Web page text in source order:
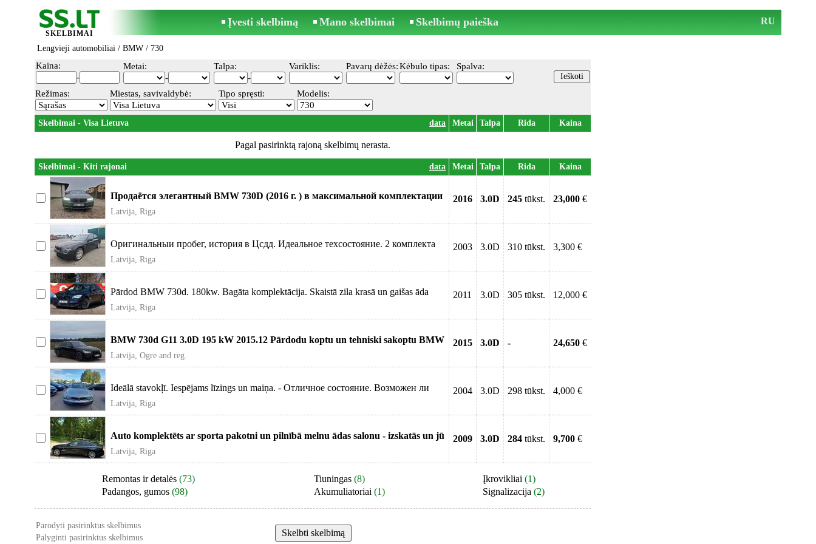
SKELBIMAI
Įvesti skelbimą Mano skelbimai Skelbimų paieška RU
Lengvieji automobiliai / BMW / 730
Kaina:
-
Metai:
-
Talpa:
-
Variklis: Pavarų dėžės:Kėbulo tipas: Spalva:
Režimas: Miestas, savivaldybė: Tipo spręsti: Modelis:
Skelbimai - Visa Lietuva data Metai Talpa Rida Kaina
Pagal pasirinktą rajoną skelbimų nerasta.
Skelbimai - Kiti rajonai data Metai Talpa Rida Kaina
Продаётся элегантный BMW 730D (2016 г. ) в максимальной комплектации
Luxury. Про
Latvija, Riga
2016 3.0D 245 tūkst. 23,000 €
Оригинальныи пробег, история в Цсдд. Идеальное техсостояние. 2 комплекта
дисков
Latvija, Riga
2003 3.0D 310 tūkst. 3,300 €
Pārdod BMW 730d. 180kw. Bagāta komplektācija. Skaistā zila krasā un gaišas āda
Latvija, Riga
2011 3.0D 305 tūkst. 12,000 €
BMW 730d G11 3.0D 195 kW 2015.12 Pārdodu koptu un tehniski sakoptu BMW
730d G
Latvija, Ogre and reg.
2015 3.0D - 24,650 €
Ideālā stavokļī. Iespējams līzings un maiņa. - Отличное состояние. Возможен ли
Latvija, Riga
2004 3.0D 298 tūkst. 4,000 €
Auto komplektēts ar sporta pakotni un pilnībā melnu ādas salonu - izskatās un jū
Latvija, Riga
2009 3.0D 284 tūkst. 9,700 €
Remontas ir detalės (73)
Padangos, gumos (98)
Tiuningas (8)
Akumuliatoriai (1)
Įkrovikliai (1)
Signalizacija (2)
Parodyti pasirinktus skelbimus
Palyginti pasirinktus skelbimus